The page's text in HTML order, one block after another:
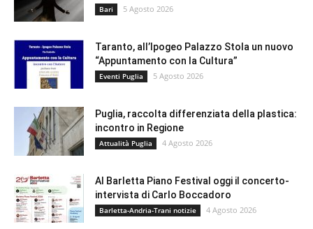
Bari 5 Agosto 2026
Taranto, all’Ipogeo Palazzo Stola un nuovo
“Appuntamento con la Cultura”
Eventi Puglia 5 Agosto 2026
Puglia, raccolta differenziata della plastica:
incontro in Regione
Attualità Puglia 4 Agosto 2026
Al Barletta Piano Festival oggi il concerto-
intervista di Carlo Boccadoro
Barletta-Andria-Trani notizie 4 Agosto 2026